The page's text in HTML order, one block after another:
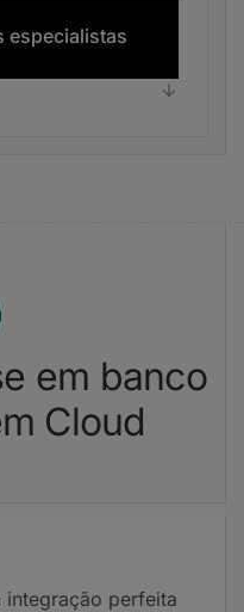
especialistas
em banco
Cloud
perfeita